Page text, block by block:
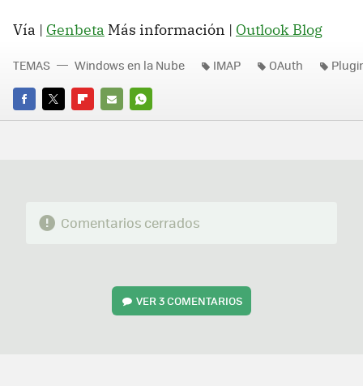
Vía | Genbeta Más información | Outlook Blog
FACEBOOK
TWITTERFLIPBOARD
E-
WHATSAPP
TEMAS Windows en la Nube IMAP OAuth
Comentarios cerrados
VER3 COMENTARIOS